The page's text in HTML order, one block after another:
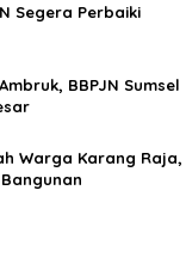
Segera Perbaiki
BBPJN Sumsel
Warga Karang Raja,